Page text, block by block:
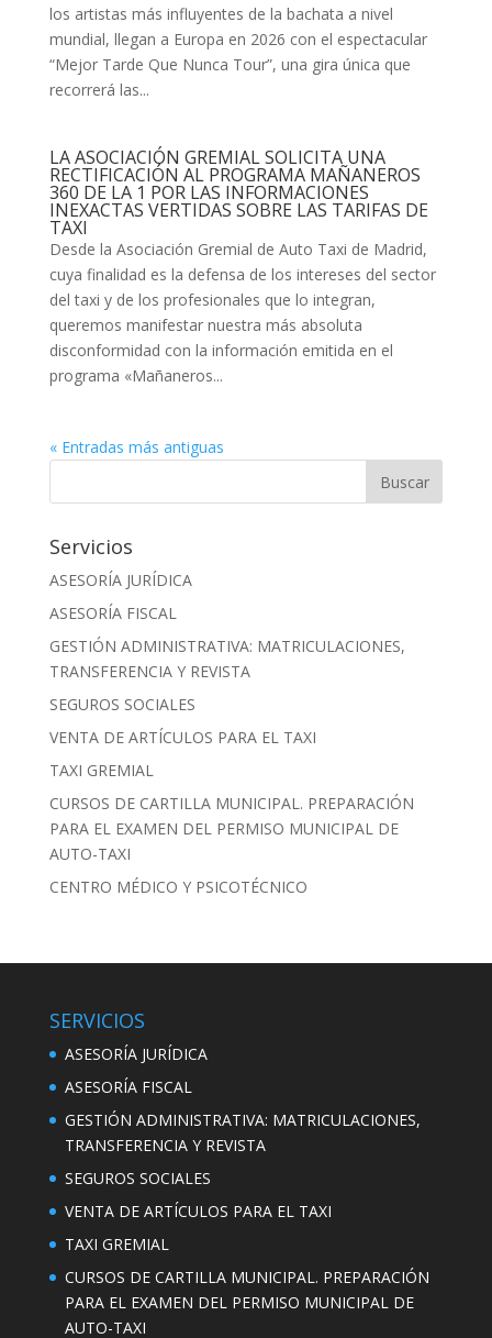
los artistas más influyentes de la bachata a nivel
mundial, llegan a Europa en 2026 con el espectacular
“Mejor Tarde Que Nunca Tour”, una gira única que
recorrerá las...
LA ASOCIACIÓN GREMIAL SOLICITA UNA
RECTIFICACIÓN AL PROGRAMA MAÑANEROS
360 DE LA 1 POR LAS INFORMACIONES
INEXACTAS VERTIDAS SOBRE LAS TARIFAS DE
TAXI
Desde la Asociación Gremial de Auto Taxi de Madrid,
cuya finalidad es la defensa de los intereses del sector
del taxi y de los profesionales que lo integran,
queremos manifestar nuestra más absoluta
disconformidad con la información emitida en el
programa «Mañaneros...
« Entradas más antiguas
Servicios
ASESORÍA JURÍDICA
ASESORÍA FISCAL
GESTIÓN ADMINISTRATIVA: MATRICULACIONES,
TRANSFERENCIA Y REVISTA
SEGUROS SOCIALES
VENTA DE ARTÍCULOS PARA EL TAXI
TAXI GREMIAL
CURSOS DE CARTILLA MUNICIPAL. PREPARACIÓN
PARA EL EXAMEN DEL PERMISO MUNICIPAL DE
AUTO-TAXI
CENTRO MÉDICO Y PSICOTÉCNICO
SERVICIOS
ASESORÍA JURÍDICA
ASESORÍA FISCAL
GESTIÓN ADMINISTRATIVA: MATRICULACIONES,
TRANSFERENCIA Y REVISTA
SEGUROS SOCIALES
VENTA DE ARTÍCULOS PARA EL TAXI
TAXI GREMIAL
CURSOS DE CARTILLA MUNICIPAL. PREPARACIÓN
PARA EL EXAMEN DEL PERMISO MUNICIPAL DE
AUTO-TAXI